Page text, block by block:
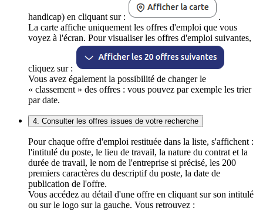
handicap) en cliquant sur :
.
La carte affiche uniquement les offres d'emploi que vous
voyez à l'écran. Pour visualiser les offres d'emploi suivantes,
cliquez sur :
Vous avez également la possibilité de changer le
« classement » des offres : vous pouvez par exemple les trier
par date.
4. Consulter les offres issues de votre recherche
Pour chaque offre d'emploi restituée dans la liste, s'affichent :
l'intitulé du poste, le lieu de travail, la nature du contrat et la
durée de travail, le nom de l'entreprise si précisé, les 200
premiers caractères du descriptif du poste, la date de
publication de l'offre.
Vous accédez au détail d'une offre en cliquant sur son intitulé
ou sur le logo sur la gauche. Vous retrouvez :